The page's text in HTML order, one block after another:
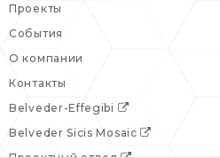
Проекты
События
О компании
Контакты
Belveder-Effegibi
Belveder Sicis Mosaic